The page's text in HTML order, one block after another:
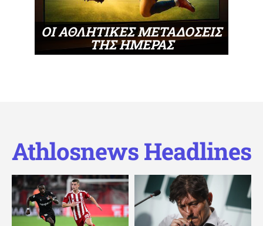
ΟΙ ΑΘΛΗΤΙΚΕΣ ΜΕΤΑΔΟΣΕΙΣ
ΤΗΣ ΗΜΕΡΑΣ
Athlosnews Headlines